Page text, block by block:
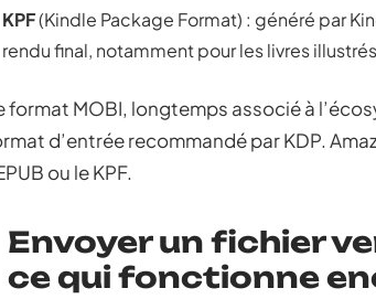
KPF(Kindle Package Format) : généré par
rendu final, notamment pour les livres
format MOBI, longtemps associé à
d’entrée recommandé par KDP.
ou le KPF.
Envoyer un fichier
ce qui fonctionne